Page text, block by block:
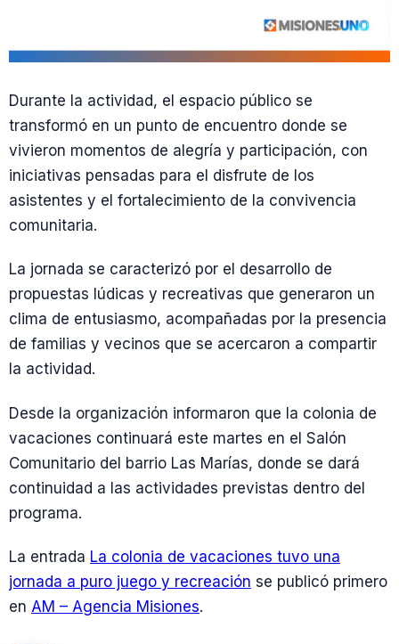
Durante la actividad, el espacio público se
transformó en un punto de encuentro donde se
vivieron momentos de alegría y participación, con
iniciativas pensadas para el disfrute de los
asistentes y el fortalecimiento de la convivencia
comunitaria.
La jornada se caracterizó por el desarrollo de
propuestas lúdicas y recreativas que generaron un
clima de entusiasmo, acompañadas por la presencia
de familias y vecinos que se acercaron a compartir
la actividad.
Desde la organización informaron que la colonia de
vacaciones continuará este martes en el Salón
Comunitario del barrio Las Marías, donde se dará
continuidad a las actividades previstas dentro del
programa.
La entrada La colonia de vacaciones tuvo una
jornada a puro juego y recreación se publicó primero
en AM – Agencia Misiones.